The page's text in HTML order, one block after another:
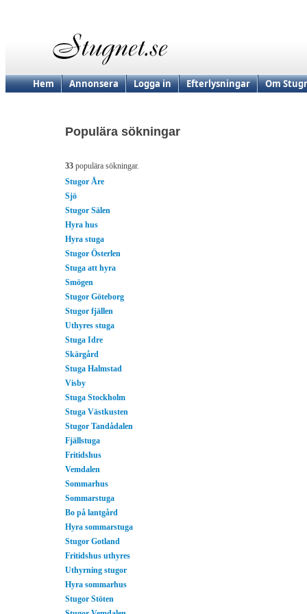
Hem Annonsera Logga in Efterlysningar Om
Populära sökningar
33 populära sökningar.
Stugor Åre
Sjö
Stugor Sälen
Hyra hus
Hyra stuga
Stugor Österlen
Stuga att hyra
Smögen
Stugor Göteborg
Stugor fjällen
Uthyres stuga
Stuga Idre
Skärgård
Stuga Halmstad
Visby
Stuga Stockholm
Stuga Västkusten
Stugor Tandådalen
Fjällstuga
Fritidshus
Vemdalen
Sommarhus
Sommarstuga
Bo på lantgård
Hyra sommarstuga
Stugor Gotland
Fritidshus uthyres
Uthyrning stugor
Hyra sommarhus
Stugor Stöten